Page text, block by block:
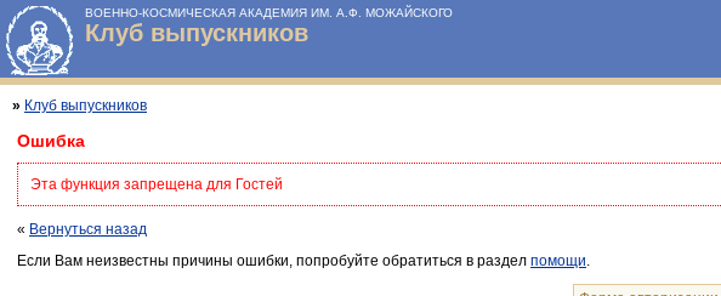
ВОЕННО-КОСМИЧЕСКАЯ АКАДЕМИЯ ИМ. А.Ф. МОЖАЙСКОГО
Клуб выпускников
» Клуб выпускников
Ошибка
Эта функция запрещена для Гостей
« Вернуться назад
Если Вам неизвестны причины ошибки, попробуйте обратиться в раздел помощи